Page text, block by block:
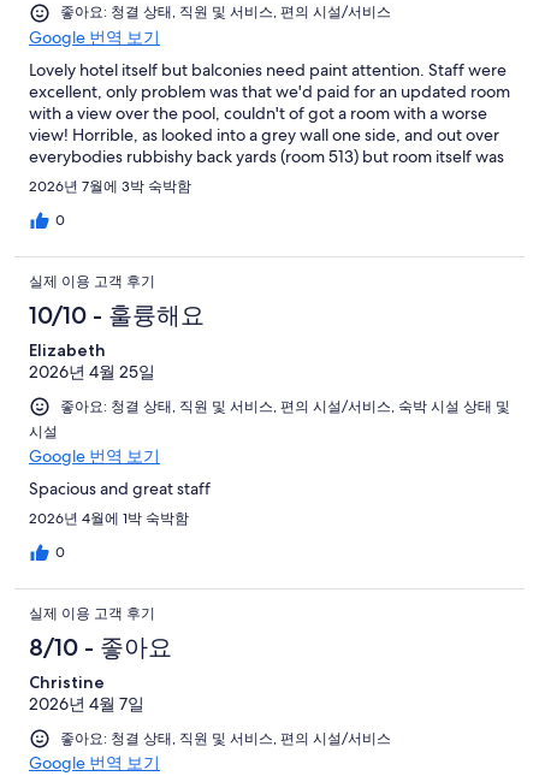
좋아요: 청결 상태, 직원 및 서비스, 편의 시설/서비스
Google 번역 보기
Lovely hotel itself but balconies need paint attention. Staff were
excellent, only problem was that we'd paid for an updated room
with a view over the pool, couldn't of got a room with a worse
view! Horrible, as looked into a grey wall one side, and out over
everybodies rubbishy back yards (room 513) but room itself was
great,and just a short walk to cruise ship terminal, .would stay
again
2026년 7월에 3박 숙박함
0
실제 이용 고객 후기
10/10 - 훌륭해요
Elizabeth
2026년 4월 25일
좋아요: 청결 상태, 직원 및 서비스, 편의 시설/서비스, 숙박 시설 상태 및
시설
Google 번역 보기
Spacious and great staff
2026년 4월에 1박 숙박함
0
실제 이용 고객 후기
8/10 - 좋아요
Christine
2026년 4월 7일
좋아요: 청결 상태, 직원 및 서비스, 편의 시설/서비스
Google 번역 보기